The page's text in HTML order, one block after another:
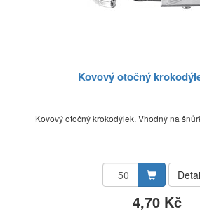
Kovový otočný
Kovový otočný krokodýlek. Vhodný na
4,70 Kč